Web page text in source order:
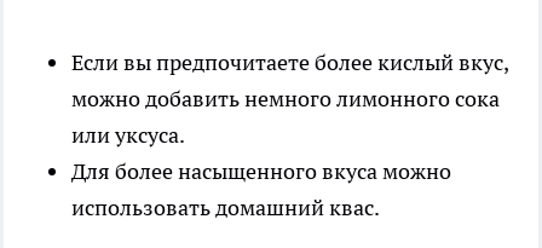
Если вы предпочитаете более кислый вкус,
можно добавить немного лимонного сока
или уксуса.
Для более насыщенного вкуса можно
использовать домашний квас.